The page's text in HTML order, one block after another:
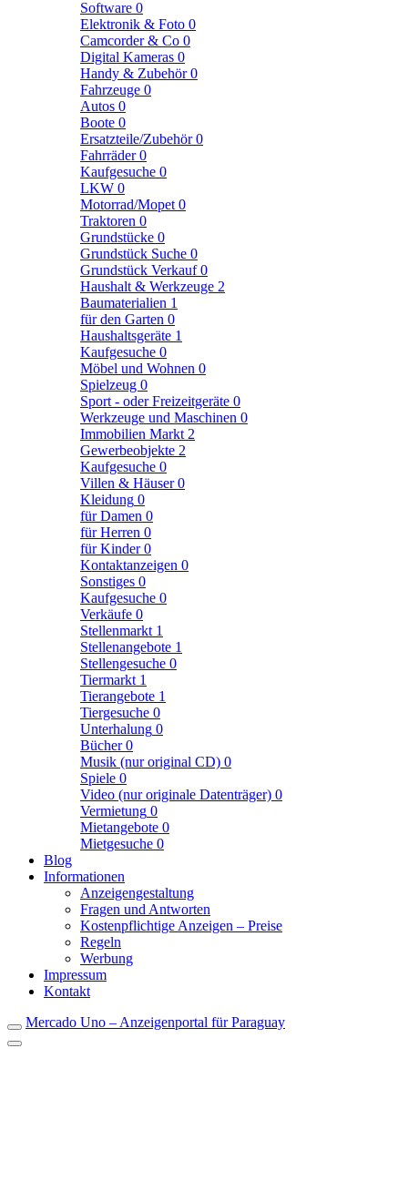
Software 0
Elektronik & Foto 0
Camcorder & Co 0
Digital Kameras 0
Handy & Zubehör0
Fahrzeuge 0
Autos 0
Boote 0
Ersatzteile/Zubehör0
Fahrräder0
Kaufgesuche 0
LKW 0
Motorrad/Mopet 0
Traktoren 0
Grundstücke 0
Grundstück Suche 0
Grundstück Verkauf0
Haushalt & Werkzeuge 2
Baumaterialien 1
für den Garten 0
Haushaltsgeräte 1
Kaufgesuche 0
Möbel und Wohnen 0
Spielzeug 0
Sport - oder Freizeitgeräte 0
Werkzeuge und Maschinen 0
Immobilien Markt 2
Gewerbeobjekte 2
Kaufgesuche 0
Villen & Häuser0
Kleidung 0
für Damen 0
für Herren 0
für Kinder0
Kontaktanzeigen 0
Sonstiges 0
Kaufgesuche 0
Verkäufe 0
Stellenmarkt 1
Stellenangebote 1
Stellengesuche 0
Tiermarkt 1
Tierangebote 1
Tiergesuche 0
Unterhalung 0
Bücher0
Musik (nur original CD) 0
Spiele 0
Video (nur originale Datenträger) 0
Vermietung 0
Mietangebote 0
Mietgesuche 0
Blog
Informationen
Anzeigengestaltung
Fragen und Antworten
Kostenpflichtige Anzeigen – Preise
Regeln
Werbung
Impressum
Kontakt
Mercado Uno – Anzeigenportal für Paraguay